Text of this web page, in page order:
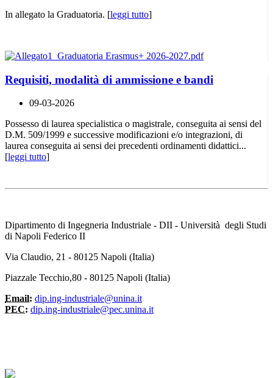
In allegato la Graduatoria. [leggi tutto]
Requisiti, modalità di ammissione e bandi
09-03-2026
Possesso di laurea specialistica o magistrale, conseguita ai sensi del
D.M. 509/1999 e successive modificazioni e/o integrazioni, di
laurea conseguita ai sensi dei precedenti ordinamenti didattici...
[leggi tutto]
Dipartimento di Ingegneria Industriale - DII - Università degli Studi
di Napoli Federico II
Via Claudio, 21 - 80125 Napoli (Italia)
Piazzale Tecchio,80 - 80125 Napoli (Italia)
Email: dip.ing-industriale@unina.it
PEC: dip.ing-industriale@pec.unina.it